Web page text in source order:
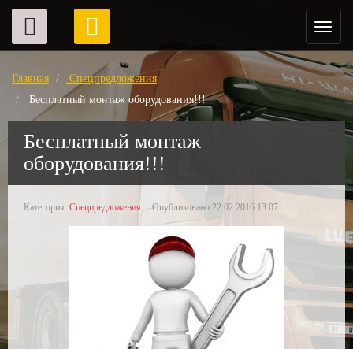
Главная
Спецпредложения
Бесплатный монтаж оборудования!!!
Бесплатный монтаж
оборудования!!!
Категория: Спецпредложения Опубликовано 22.02.2016 13:07